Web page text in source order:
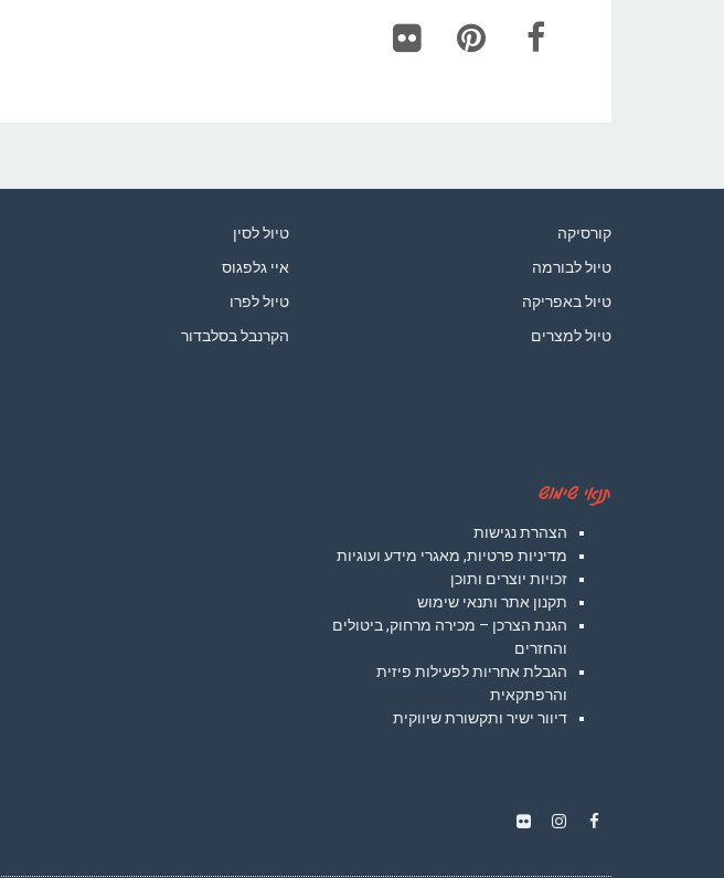
קורסיקה
טיול לבורמה
טיול באפריקה
טיול למצרים
טיול לסין
איי גלפגוס
טיול לפרו
הקרנבל בסלבדור
תנאי שימוש
הצהרת נגישות
מדיניות פרטיות, מאגרי מידע ועוגיות
זכויות יוצרים ותוכן
תקנון אתר ותנאי שימוש
הגנת הצרכן – מכירה מרחוק, ביטולים
והחזרים
הגבלת אחריות לפעילות פיזית
והרפתקאית
דיוור ישיר ותקשורת שיווקית